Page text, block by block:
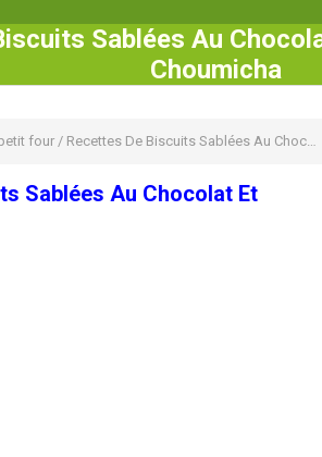
Sablées Au
Choumicha
four/ Recettes De Biscuits Sablées Au Chocolat Et Crème Pâtissière
Sablées Au Chocolat Et